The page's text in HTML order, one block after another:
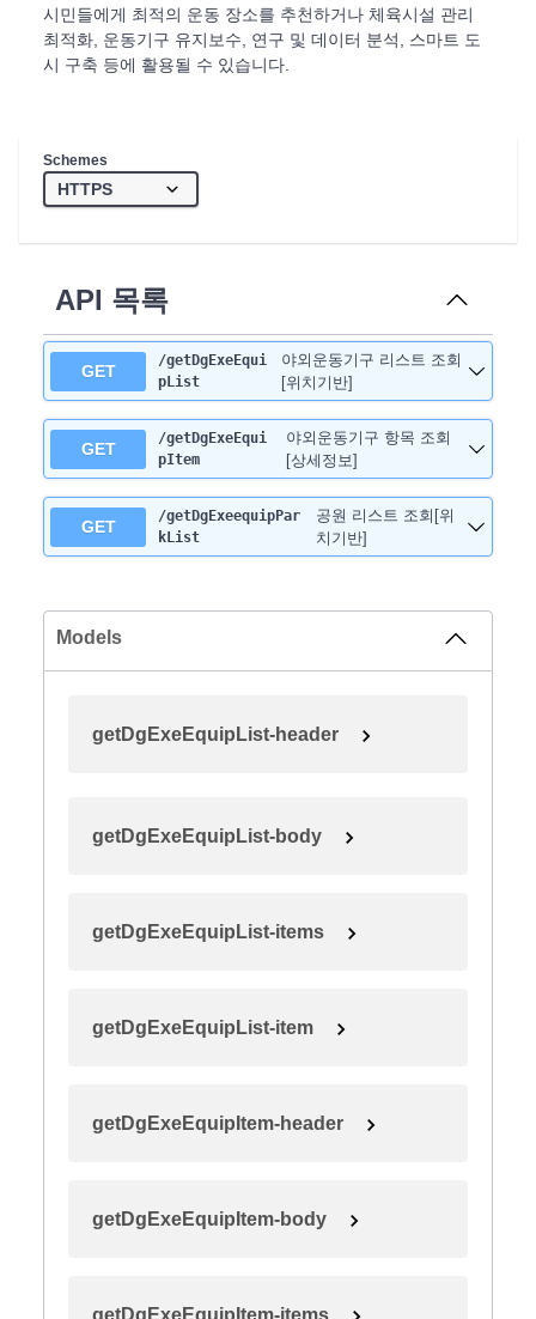
시민들에게 최적의 운동 장소를 추천하거나 체육시설 관리
최적화, 운동기구 유지보수, 연구 및 데이터 분석, 스마트 도
시 구축 등에 활용될 수 있습니다.
Schemes
API 목록
GET
/getDgExeEqui
pList
야외운동기구 리스트 조회
[위치기반]
GET
/getDgExeEqui
pItem
야외운동기구 항목 조회
[상세정보]
GET
/getDgExeequipPar
kList
공원 리스트 조회[위
치기반]
Models
getDgExeEquipList-header
getDgExeEquipList-body
getDgExeEquipList-items
getDgExeEquipList-item
getDgExeEquipItem-header
getDgExeEquipItem-body
getDgExeEquipItem-items